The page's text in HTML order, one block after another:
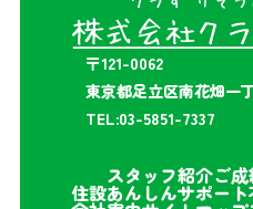
〒121-0062
東京都足立区南花畑一
TEL:03-5851-7337
スタッフ紹介ご
住設あんしんサポート